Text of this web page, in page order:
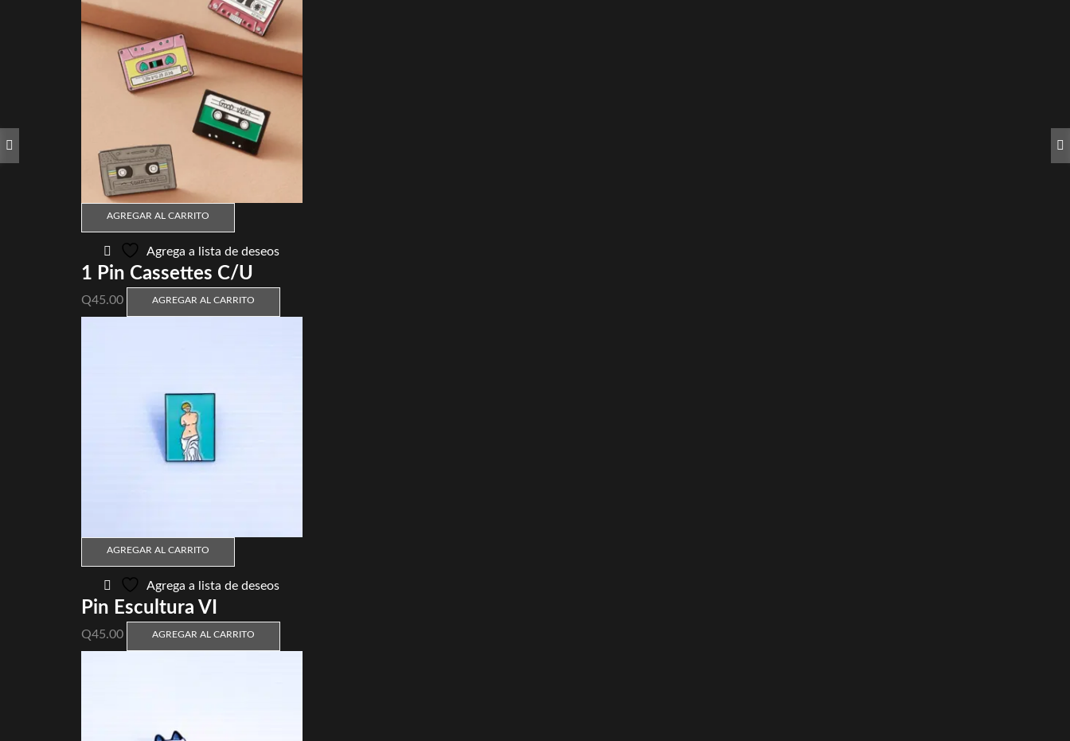
AGREGAR AL CARRITO
Agrega a lista de deseos
1 Pin Cassettes C/U
Q45.00 AGREGAR AL CARRITO
AGREGAR AL CARRITO
Agrega a lista de deseos
Pin Escultura VI
Q45.00 AGREGAR AL CARRITO